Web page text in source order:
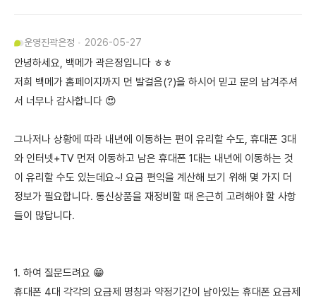
운영진곽은정 2026-05-27
안녕하세요, 백메가 곽은정입니다 ㅎㅎ
저희 백메가 홈페이지까지 먼 발걸음(?)을 하시어 믿고 문의 남겨주셔
서 너무나 감사합니다 😍
그나저나 상황에 따라 내년에 이동하는 편이 유리할 수도, 휴대폰 3대
와 인터넷+TV 먼저 이동하고 남은 휴대폰 1대는 내년에 이동하는 것
이 유리할 수도 있는데요~! 요금 편익을 계산해 보기 위해 몇 가지 더
정보가 필요합니다. 통신상품을 재정비할 때 은근히 고려해야 할 사항
들이 많답니다.
1. 하여 질문드려요 😁
휴대폰 4대 각각의 요금제 명칭과 약정기간이 남아있는 휴대폰 요금제